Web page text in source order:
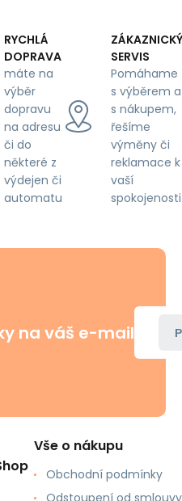
RYCHLÁ
DOPRAVA
máte na
výběr
dopravu
na adresu
či do
některé z
výdejen či
automatu
ZÁKAZNICKÝ
SERVIS
Pomáhame
s výběrem a
s nákupem,
řešíme
výměny či
reklamace k
vaší
spokojenosti
na váš e-mail
Vše o nákupu
Obchodní podmínky
Odstoupení od smlouvy